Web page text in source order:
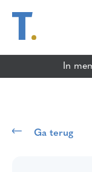
In
Ga terug